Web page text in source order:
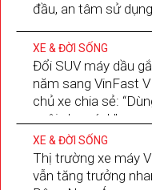
đầu, an tâm sử
XE & ĐỜI SỐNG
Đổi SUV máy dầu
năm sang VinFast
chủ xe chia sẻ:
nuôi nhẹ gánh”
XE & ĐỜI SỐNG
Thị trường xe máy
vẫn tăng trưởng